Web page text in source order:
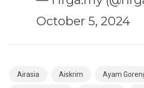
October 5, 2024
Airasia Aiskrim Ayam